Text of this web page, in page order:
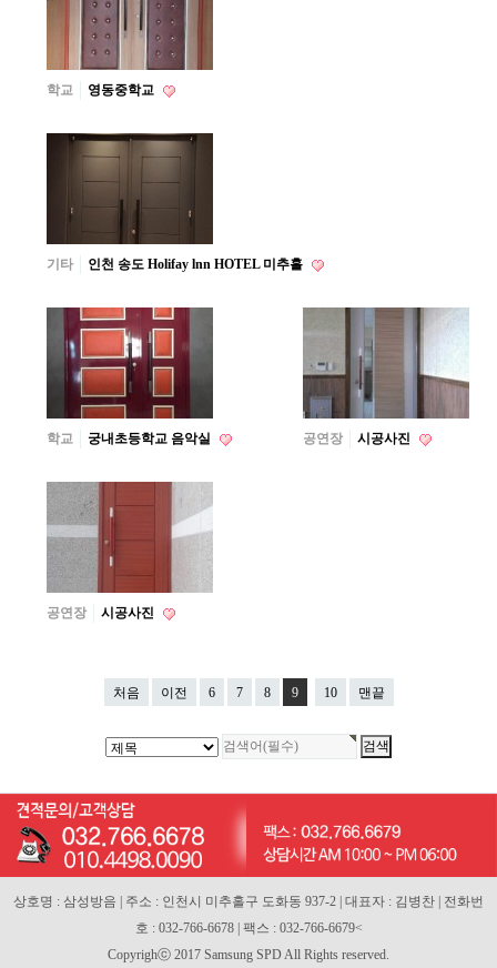
학교 영동중학교
기타 인천 송도 Holifay lnn HOTEL 미추홀
학교 궁내초등학교 음악실 공연장 시공사진
공연장 시공사진
처음 이전 6 7 8 9 10 맨끝
상호명 : 삼성방음 | 주소 : 인천시 미추홀구 도화동 937-2 | 대표자 : 김병찬 | 전화번
호 : 032-766-6678 | 팩스 : 032-766-6679<
Copyrighⓒ 2017 Samsung SPD All Rights reserved.